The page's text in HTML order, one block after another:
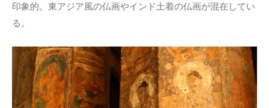
印象的。東アジア風の仏画やインド土着の仏画が混在してい
る。